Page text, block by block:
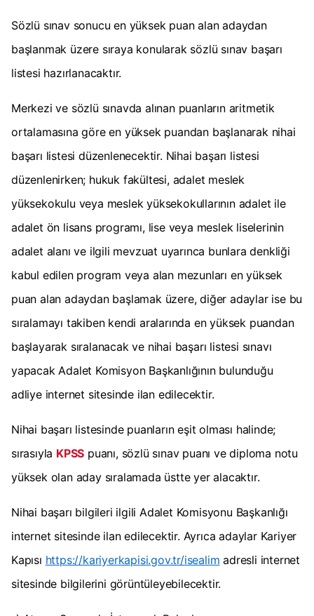
Sözlü sınav sonucu en yüksek puan alan adaydan
başlanmak üzere sıraya konularak sözlü sınav başarı
listesi hazırlanacaktır.
Merkezi ve sözlü sınavda alınan puanların aritmetik
ortalamasına göre en yüksek puandan başlanarak nihai
başarı listesi düzenlenecektir. Nihai başarı listesi
düzenlenirken; hukuk fakültesi, adalet meslek
yüksekokulu veya meslek yüksekokullarının adalet ile
adalet ön lisans programı, lise veya meslek liselerinin
adalet alanı ve ilgili mevzuat uyarınca bunlara denkliği
kabul edilen program veya alan mezunları en yüksek
puan alan adaydan başlamak üzere, diğer adaylar ise bu
sıralamayı takiben kendi aralarında en yüksek puandan
başlayarak sıralanacak ve nihai başarı listesi sınavı
yapacak Adalet Komisyon Başkanlığının bulunduğu
adliye internet sitesinde ilan edilecektir.
Nihai başarı listesinde puanların eşit olması halinde;
sırasıyla KPSS puanı, sözlü sınav puanı ve diploma notu
yüksek olan aday sıralamada üstte yer alacaktır.
Nihai başarı bilgileri ilgili Adalet Komisyonu Başkanlığı
internet sitesinde ilan edilecektir. Ayrıca adaylar Kariyer
Kapısı https://kariyerkapisi.gov.tr/isealim adresli internet
sitesinde bilgilerini görüntüleyebilecektir.